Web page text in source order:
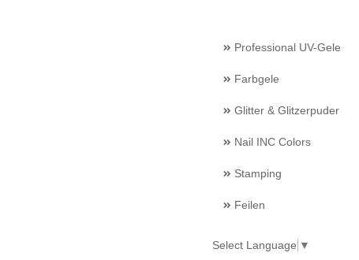
Professional UV-Gele
Farbgele
Glitter & Glitzerpuder
Nail INC Colors
Stamping
Feilen
Select Language ▼